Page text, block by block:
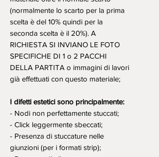
(normalmente lo scarto per la prima
scelta è del 10% quindi per la
seconda scelta è il 20%). A
RICHIESTA SI INVIANO LE FOTO
SPECIFICHE DI 1 o 2 PACCHI
DELLA PARTITA o immagini di lavori
già effettuati con questo materiale;
I difetti estetici sono principalmente:
- Nodi non perfettamente stuccati;
- Click leggermente sbeccati;
- Presenza di stuccature nelle
giunzioni (per i formati strip);